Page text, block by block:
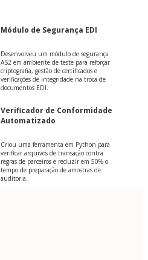
Módulo de Segurança EDI
Desenvolveu um módulo de segurança
AS2 em ambiente de teste para reforçar
criptografia, gestão de certificados e
verificações de integridade na troca de
documentos EDI.
Verificador de Conformidade
Automatizado
Criou uma ferramenta em Python para
verificar arquivos de transação contra
regras de parceiros e reduzir em 50% o
tempo de preparação de amostras de
auditoria.